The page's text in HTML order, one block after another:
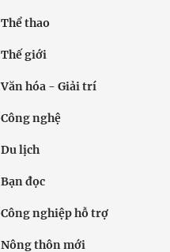
Thể thao
Thế giới
Văn hóa - Giải trí
Công nghệ
Du lịch
Bạn đọc
Công nghiệp hỗ trợ
Nông thôn mới